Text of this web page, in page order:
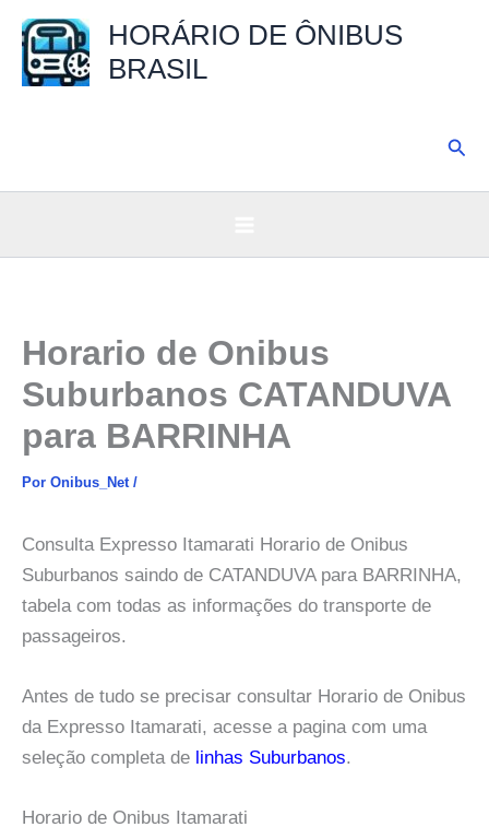
para
HORÁRIO DE ÔNIBUS
BRASIL
Horario de Onibus
Suburbanos CATANDUVA
para BARRINHA
Por Onibus_Net /
Consulta Expresso Itamarati Horario de Onibus
Suburbanos saindo de CATANDUVA para BARRINHA,
tabela com todas as informações do transporte de
passageiros.
Antes de tudo se precisar consultar Horario de Onibus
da Expresso Itamarati, acesse a pagina com uma
seleção completa de linhas Suburbanos.
Horario de Onibus Itamarati